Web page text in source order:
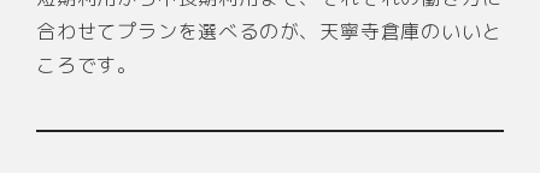
合わせてプランを選べるのが、天寧寺倉庫のいいと
ころです。